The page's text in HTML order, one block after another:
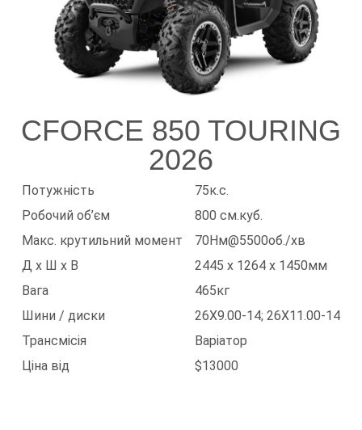
CFORCE 850 TOURING
2026
Потужність
75к.с.
Робочий об’єм
800 см.куб.
Макс. крутильний момент
70Нм@5500об./хв
Д х Ш х В
2445 x 1264 x 1450мм
Вага
465кг
Шини / диски
26X9.00-14; 26X11.00-14
Трансмісія
Варіатор
Ціна від
$13000